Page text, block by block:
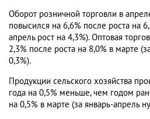
Оборот розничной торговли в
повысился на 6,6% после роста на
апрель рост на 4,3%). Оптовая
2,3% после роста на 8,0% в марте
0,3%).
Продукции сельского хозяйства
года на 0,5% меньше, чем годом
на 0,5% в марте (за январь-апрель